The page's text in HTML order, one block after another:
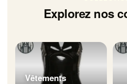
Explorez nos
Vêtements